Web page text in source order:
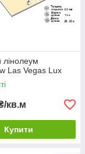
лінолеум
Las Vegas Lux
кв.м
Купити